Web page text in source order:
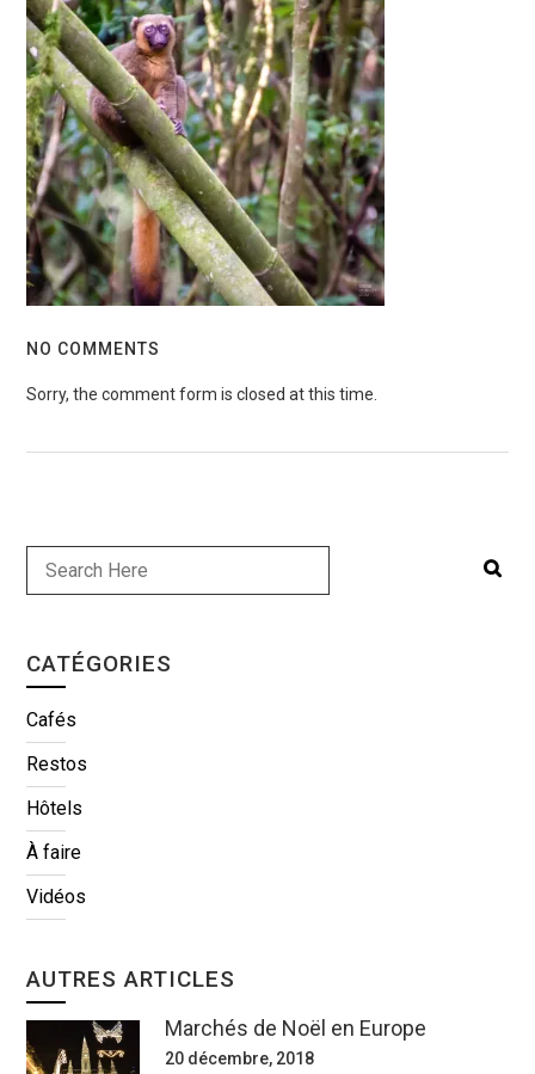
NO COMMENTS
Sorry, the comment form is closed at this time.
CATÉGORIES
Cafés
Restos
Hôtels
À faire
Vidéos
AUTRES ARTICLES
Marchés de Noël en Europe
20 décembre, 2018